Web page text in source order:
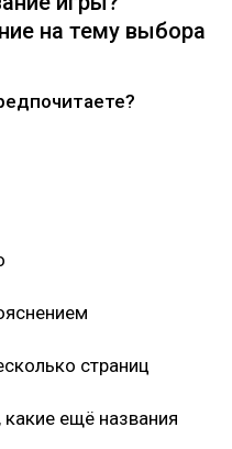
на тему выбора
страниц
ещё названия